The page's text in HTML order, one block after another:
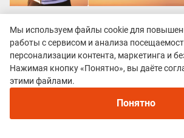
Все гонки
Vottovaara Mountain Race
Мы используем файлы cookie для
работы с сервисом и анализа
персонализации контента, маркетинга и
Нажимая кнопку «Понятно», вы даёте
этими файлами.
Понятно